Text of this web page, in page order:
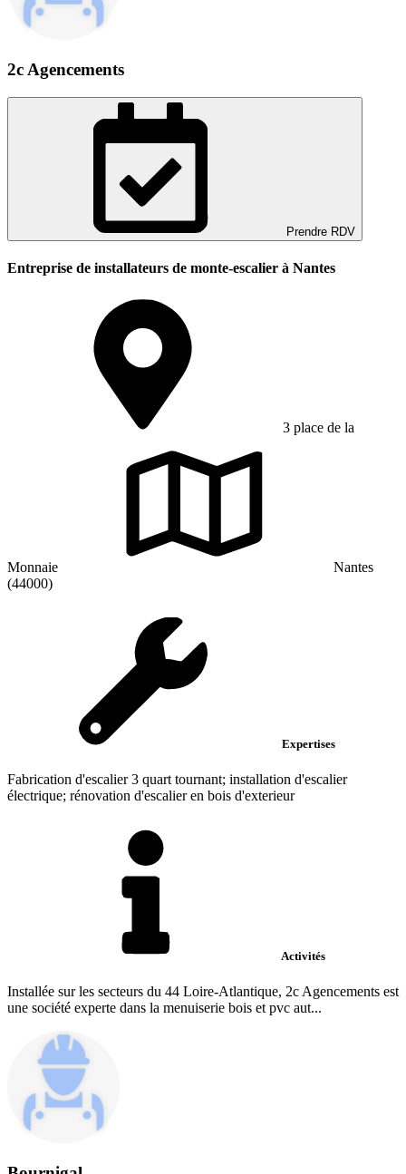
2c Agencements
Prendre RDV
Entreprise de installateurs de monte-escalier à Nantes
3 place de la
Monnaie
Nantes
(44000)
Expertises
Fabrication d'escalier 3 quart tournant; installation d'escalier
électrique; rénovation d'escalier en bois d'exterieur
Activités
Installée sur les secteurs du 44 Loire-Atlantique, 2c Agencements est
une société experte dans la menuiserie bois et pvc aut...